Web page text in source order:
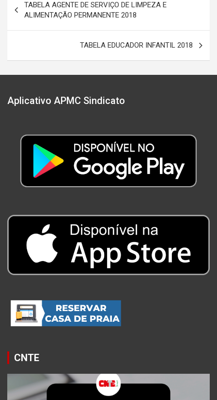
de
Post
TABELA AGENTE DE SERVIÇO DE LIMPEZA E
ALIMENTAÇÃO PERMANENTE 2018
TABELA EDUCADOR INFANTIL 2018
Aplicativo APMC Sindicato
CNTE